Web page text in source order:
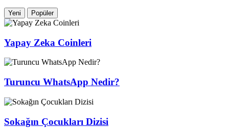
Yeni Popüler
Yapay Zeka Coinleri
Turuncu WhatsApp Nedir?
Sokağın Çocukları Dizisi